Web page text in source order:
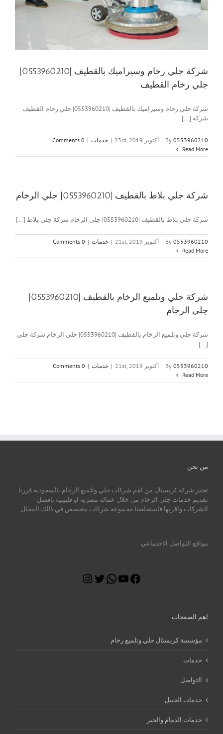
شركة جلي رخام وسيراميك بالقطيف |0553960210|
جلي رخام القطيف
شركة جلي رخام وسيراميك بالقطيف |0553960210| جلي رخام القطيف
شركة [...]
By 0553960210
| أكتوبر 23rd, 2019 | خدمات |
0 Comments
Read More
شركة جلي بلاط بالقطيف |0553960210| جلي الرخام
شركة جلي بلاط بالقطيف |0553960210| جلي الرخام شركة جلي بلاط [...]
By 0553960210
| أكتوبر 21st, 2019 | خدمات |
0 Comments
Read More
شركة جلي وتلميع الرخام بالقطيف |0553960210|
جلي الرخام
شركة جلي وتلميع الرخام بالقطيف |0553960210| جلي الرخام شركة جلي
[...]
By 0553960210
| أكتوبر 21st, 2019 | خدمات |
0 Comments
Read More
من نحن
تعتبر شركة كريستال من اهم شركات جلي وتلميع الرخام بالسعودية قررنا
تقديم خدمات جلي الرخام من خلال عماله مصريه او فلبينية بافضل
الشركات واقربها فاستخلصنا مجموعة شركات متخصص في ذللك المجال
مواقع التواصل الاجتماعي
Facebook
YouTube
WhatsApp
Twitter
اهم الصفحات
مؤسسة كريستال جلي وتلميع رخام
خدمات
التواصل
خدمات الجبيل
خدمات الدمام والخبر